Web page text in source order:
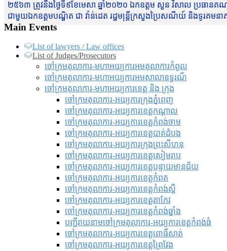
២៥៦៣ ត្រូវនឹងថ្ងៃទី៩ខែមេសា ឆ្នាំ២០២០ ឯកឧត្តម សួន វិសាល ប្រធានគណ
ជាមួយឯកឧត្តមបណ្ឌិត ជា វ៉ាន់ដេត រដ្ឋមន្រ្តីក្រសួងប្រៃសណីយ៍ និងទូរគ
Main Events
List of lawyers / Law offices
List of Judges/Prosecutors
ចៅក្រមតុលាការ-មហាអយ្យការអមតុលាការកំពូល
ចៅក្រមតុលាការ-មហាអយ្យការអមសាលាឧទ្ធរណ៏
ចៅក្រមតុលាការ-មហាអយ្យការខេត្ត និង ក្រុង
ចៅក្រមតុលាការ-អយ្យការក្រុងភ្នំពេញ
ចៅក្រមតុលាការ-អយ្យការខេត្តកណ្តាល
ចៅក្រមតុលាការ-អយ្យការខេត្តកំពង់ចាម
ចៅក្រមតុលាការ-អយ្យការខេត្តបាត់ដំបង
ចៅក្រមតុលាការ-អយ្យការ​ក្រុងព្រះសីហនុ
ចៅក្រមតុលាការ-អយ្យការខេត្តសៀមរាប
ចៅក្រមតុលាការ-អយ្យការខេត្តបន្ទាយមានជ័យ
ចៅក្រមតុលាការ-អយ្យការខេត្តកំពត
ចៅក្រមតុលាការ-អយ្យការខេត្តកំពង់ស្ពឺ
ចៅក្រមតុលាការ-អយ្យការខេត្តតាកែវ
ចៅក្រមតុលាការ-អយ្យការខេត្តកំពង់ឆ្នាំង
បញ្ជីរាយនាមចៅក្រមតុលាការ-អយ្យការខេត្តកំពង់ធំ
ចៅក្រមតុលាការ-អយ្យការខេត្តពោធិ៍សាត់
ចៅក្រមតុលាការ-អយ្យការខេត្តព្រៃវែង